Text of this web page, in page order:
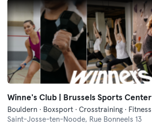
Winne's Club | Brussels Sports Center
Saint-Josse-ten-Noode, Rue Bonneels 13